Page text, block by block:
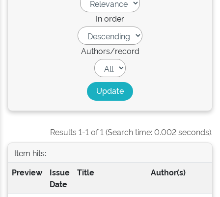
In order
Authors/record
Results 1-1 of 1 (Search time: 0.002 seconds).
Item hits:
Preview
Issue
Date
Title Author(s)